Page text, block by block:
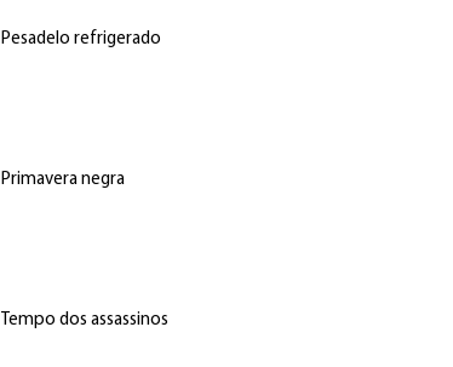
Pesadelo refrigerado
Primavera negra
Tempo dos assassinos